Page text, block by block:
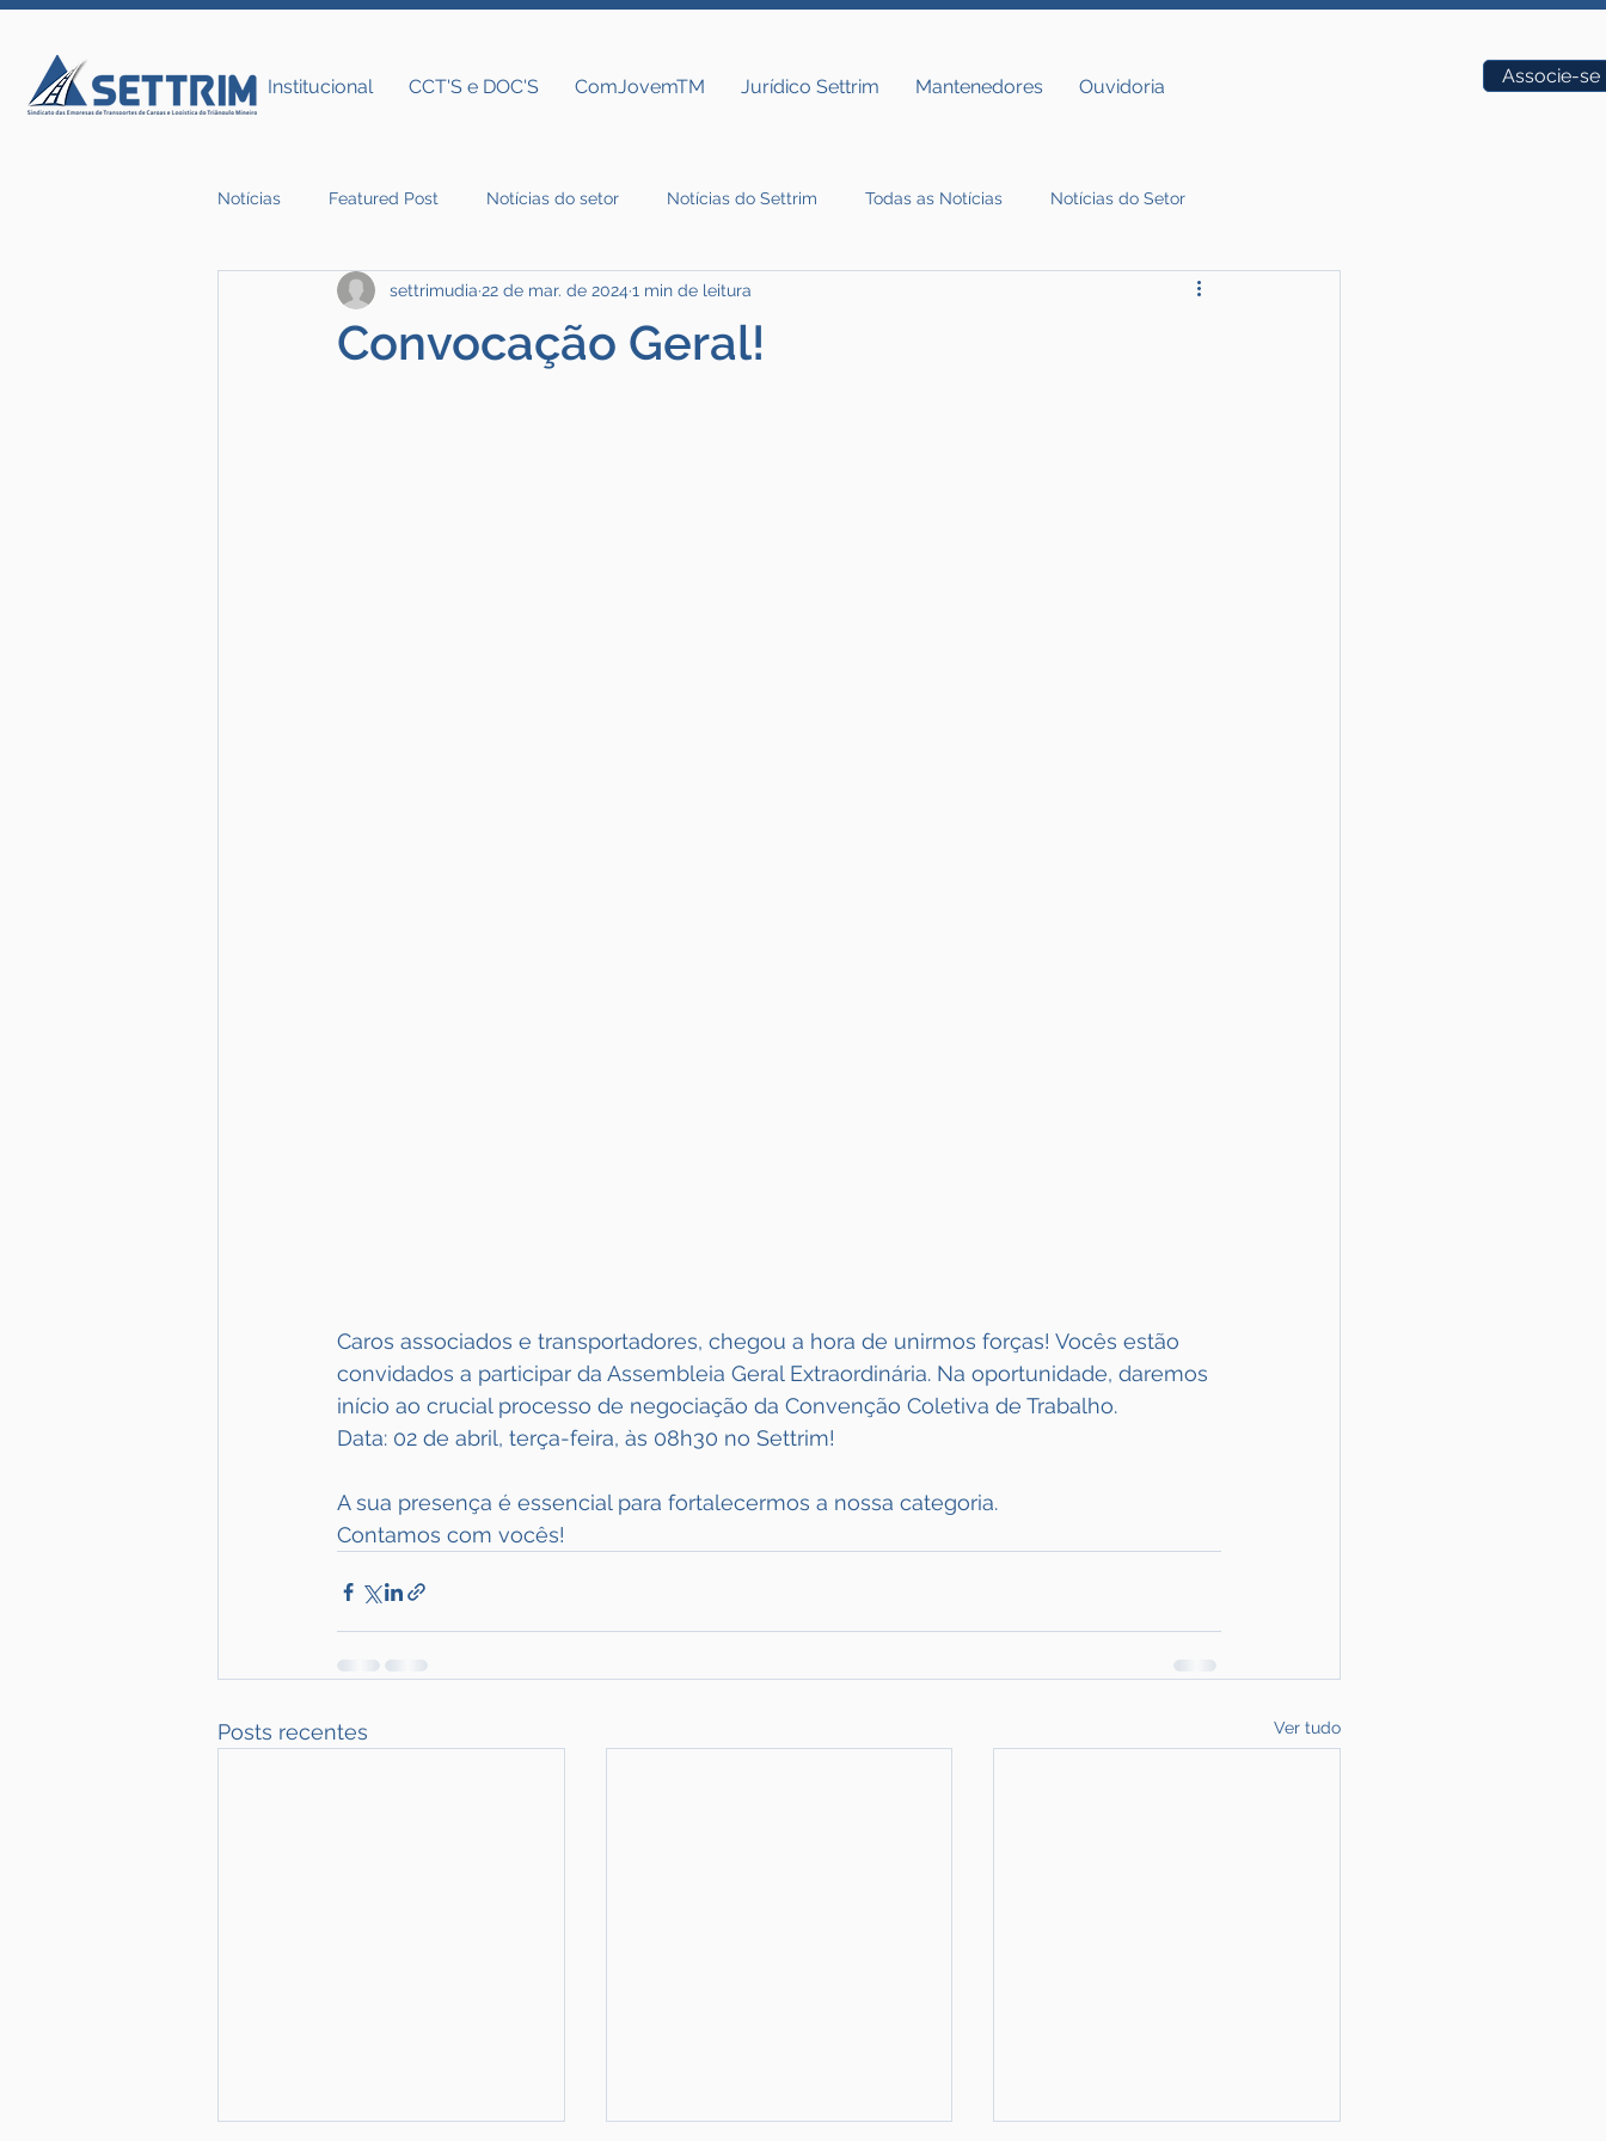
Institucional CCT'S e DOC'S ComJovemTM Jurídico Settrim Mantenedores Ouvidoria Associe-se
Notícias Featured Post Notícias do setor Notícias do Settrim Todas as Notícias Notícias do Setor
Notícias do Settrim
Convocação Geral!
settrimudia 22 de mar. de 2024 1 min de leitura
Caros associados e transportadores, chegou a hora de unirmos forças! Vocês estão
convidados a participar da Assembleia Geral Extraordinária. Na oportunidade, daremos
início ao crucial processo de negociação da Convenção Coletiva de Trabalho.
Data: 02 de abril, terça-feira, às 08h30 no Settrim!
A sua presença é essencial para fortalecermos a nossa categoria.
Contamos com vocês!
Posts recentes Ver tudo